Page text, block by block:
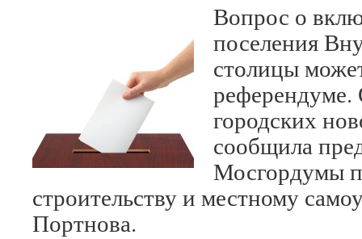
Вопрос о
поселения
столицы
референдуме.
городских
сообщила
Мосгордумы
строительству и местному
Портнова.